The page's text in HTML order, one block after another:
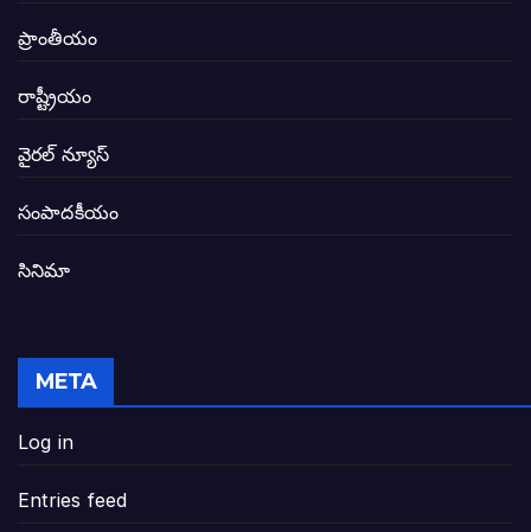
ప్రాంతీయం
రాష్ట్రీయం
వైరల్ న్యూస్
సంపాదకీయం
సినిమా
META
Log in
Entries feed